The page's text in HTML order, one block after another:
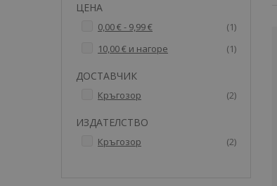
ЦЕНА
0,00 €- 9,99 € 1артикул
10,00 € и нагоре 1артикул
ДОСТАВЧИК
Кръгозор 2артикули
ИЗДАТЕЛСТВО
Кръгозор 2артикули